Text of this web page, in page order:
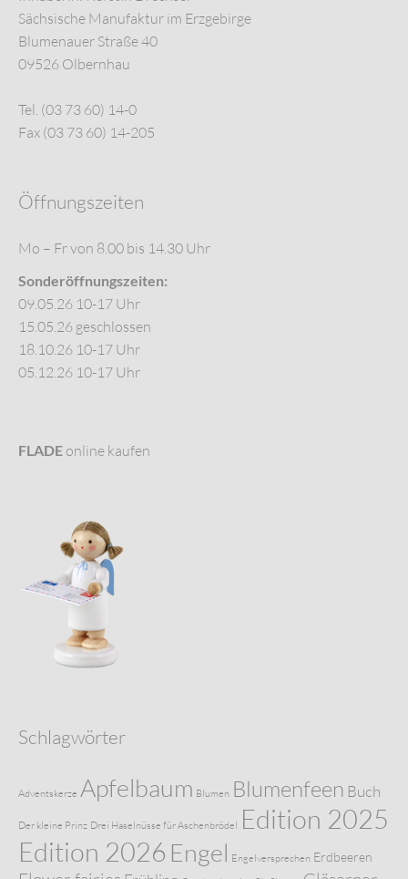
Sächsische Manufaktur im Erzgebirge
Blumenauer Straße 40
09526 Olbernhau
Tel. (03 73 60) 14-0
Fax (03 73 60) 14-205
Öffnungszeiten
Mo – Fr von 8.00 bis 14.30 Uhr
Sonderöffnungszeiten:
09.05.26 10-17 Uhr
15.05.26 geschlossen
18.10.26 10-17 Uhr
05.12.26 10-17 Uhr
FLADE online kaufen
Schlagwörter
Adventskerze Apfelbaum Blumen Blumenfeen Buch
Der kleine Prinz Drei Haselnüsse für Aschenbrödel Edition 2025
Edition 2026 Engel Engelversprechen Erdbeeren